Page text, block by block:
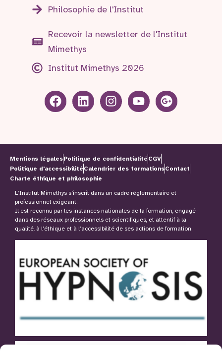
Philosophie de l'Institut
Recevoir la newsletter de l'Institut
Mimethys
Institut Mimethys 2026
Mentions légalesPolitique de confidentialité CGV
Politique d'accessibilité Calendrier des formationsContact
Charte éthique et philosophie
L’Institut Mimethys s’inscrit dans un cadre réglementaire et
professionnel exigeant.
Il est reconnu par les instances nationales de la formation, engagé
dans des réseaux professionnels et scientifiques, et attentif à la
qualité, à l’éthique et à l’accessibilité de ses actions de formation.